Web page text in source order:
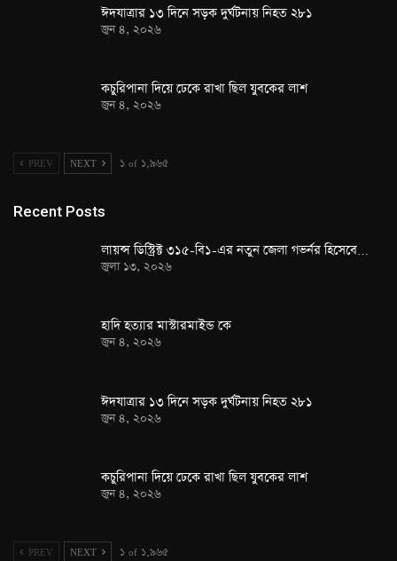
ঈদযাত্রার ১৩ দিনে সড়ক দুর্ঘটনায় নিহত ২৮১
জুন ৪, ২০২৬
কচুরিপানা দিয়ে ঢেকে রাখা ছিল যুবকের লাশ
জুন ৪, ২০২৬
PREV NEXT ১ of ১,৯৬৫
Recent Posts
লায়ন্স ডিস্ট্রিক্ট ৩১৫-বি১-এর নতুন জেলা গভর্নর হিসেবে…
জুলা ১৩, ২০২৬
হাদি হত্যার মাস্টারমাইন্ড কে
জুন ৪, ২০২৬
ঈদযাত্রার ১৩ দিনে সড়ক দুর্ঘটনায় নিহত ২৮১
জুন ৪, ২০২৬
কচুরিপানা দিয়ে ঢেকে রাখা ছিল যুবকের লাশ
জুন ৪, ২০২৬
PREV NEXT ১ of ১,৯৬৫